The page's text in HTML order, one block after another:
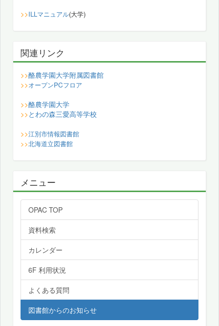
>>ILLマニュアル(大学)
関連リンク
>>酪農学園大学附属図書館
>>オープンPCフロア
>>酪農学園大学
>> とわの森三愛高等学校
>>江別市情報図書館
>>北海道立図書館
メニュー
OPAC TOP
資料検索
カレンダー
6F 利用状況
よくある質問
図書館からのお知らせ